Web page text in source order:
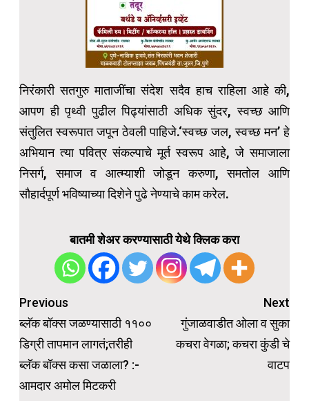
निरंकारी सतगुरु माताजींचा संदेश सदैव हाच राहिला आहे की,
आपण ही पृथ्वी पुढील पिढ्यांसाठी अधिक सुंदर, स्वच्छ आणि
संतुलित स्वरूपात जपून ठेवली पाहिजे.‘स्वच्छ जल, स्वच्छ मन’ हे
अभियान त्या पवित्र संकल्पाचे मूर्त स्वरूप आहे, जे समाजाला
निसर्ग, समाज व आत्म्याशी जोडून करुणा, समतोल आणि
सौहार्दपूर्ण भविष्याच्या दिशेने पुढे नेण्याचे काम करेल.
बातमी शेअर करण्यासाठी येथे क्लिक करा
Post
navigation
Previous
ब्लॅक बॉक्स जळण्यासाठी ११००
डिग्री तापमान लागतं;तरीही
ब्लॅक बॉक्स कसा जळाला? :-
आमदार अमोल मिटकरी
Next
गुंजाळवाडीत ओला व सुका
कचरा वेगळा; कचरा कुंडी चे
वाटप